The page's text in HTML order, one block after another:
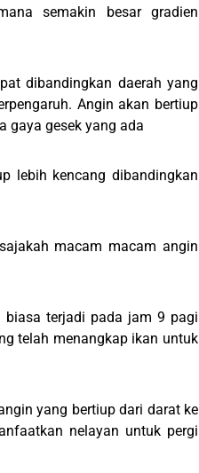
semakin besar gradien
dibandingkan daerah yang
Angin akan bertiup
gaya gesek yang ada
lebih kencang dibandingkan
macam macam angin
terjadi pada jam 9 pagi
telah menangkap ikan untuk
yang bertiup dari darat ke
nelayan untuk pergi